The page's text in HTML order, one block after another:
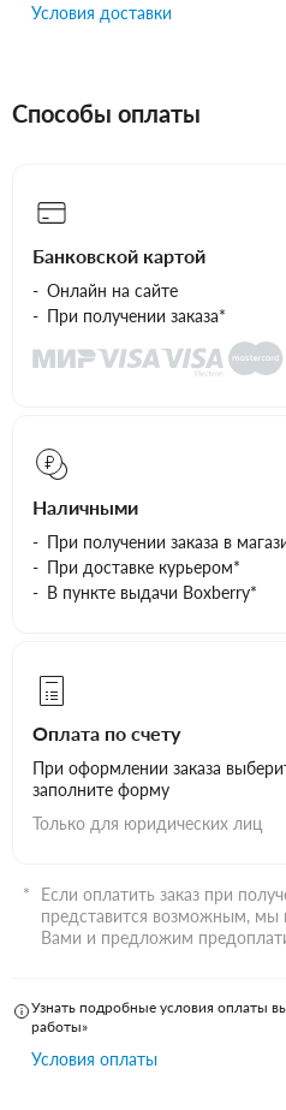
Условия доставки
Способы оплаты
Банковской картой
Онлайн на сайте
При получении заказа*
Наличными
При получении заказа в
При доставке курьером*
В пункте выдачи Boxberry*
Оплата по счету
При оформлении заказа
заполните форму
Только для юридических лиц
Если оплатить заказ при
представится возможным, мы
Вами и предложим
Узнать подробные условия оплаты
работы»
Условия оплаты